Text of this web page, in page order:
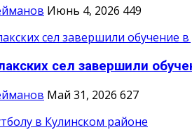
Июнь 4, 2026 449
сел завершили
Май 31, 2026 627